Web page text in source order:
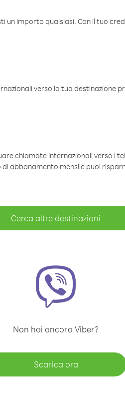
un importo qualsiasi. Con il tuo
verso la tua destinazione
chiamate internazionali verso i
abbonamento mensile puoi
Cerca altre destinazioni
Non hai ancora Viber?
Scarica ora